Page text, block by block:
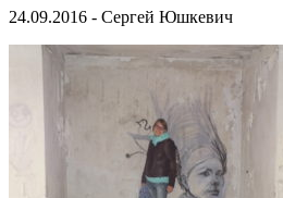
24.09.2016 - Сергей Юшкевич